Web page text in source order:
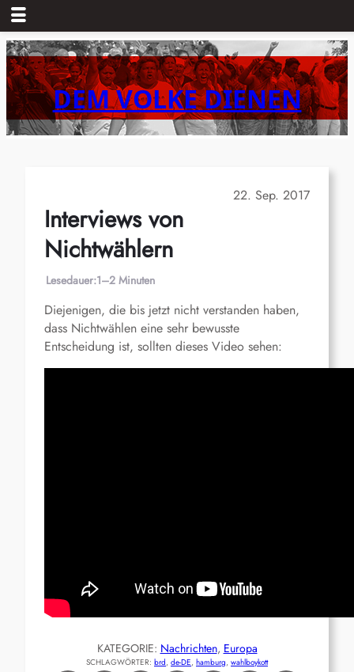
Zum
Inhalt
springenDEM VOLKE DIENEN
22. Sep. 2017
Interviews von
Nichtwählern
Lesedauer:1–2 Minuten
Diejenigen, die bis jetzt nicht verstanden haben,
dass Nichtwählen eine sehr bewusste
Entscheidung ist, sollten dieses Video sehen:
KATEGORIE: Nachrichten, Europa
SCHLAGWÖRTER: brd, de-DE, hamburg, wahlboykott